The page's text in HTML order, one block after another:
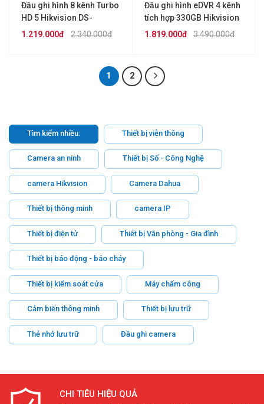
Đầu ghi hình 8 kênh Turbo
HD 5 Hikvision DS-
7208HGHI-M12.340.000đ
1.219.000đ
Đầu ghi hình eDVR 4 kênh
tích hợp 330GB Hikvision
DS-E04HGHI-B3.490.000đ
1.819.000đ
1 2
Tìm kiếm nhiều: Thiết bị viễn thông
Camera an ninh Thiết bị Số - Công Nghệ
camera Hikvision Camera Dahua
Thiết bị thông minh camera IP
Thiết bị điện tử Thiết bị Văn phòng - Gia đình
Thiết bị báo động - báo cháy
Thiết bị kiểm soát cửa Máy chấm công
Cảm biến thông minh Thiết bị lưu trữ
Thẻ nhớ lưu trữ Đầu ghi camera
CHI TIÊU HIỆU QUẢ